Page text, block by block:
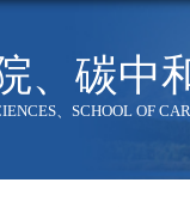
、碳中
、SCHOOL OF